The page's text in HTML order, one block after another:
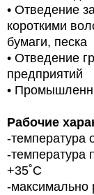
• Отведение
короткими
бумаги, песка
• Отведение
предприятий
•
Рабочие
-температура
-температура
+35˚С
-максимально